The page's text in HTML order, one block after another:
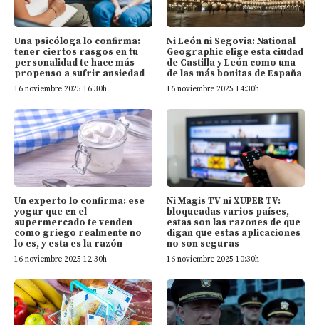
Una psicóloga lo confirma:
tener ciertos rasgos en tu
personalidad te hace más
propenso a sufrir ansiedad
16 noviembre 2025 16:30h
Ni León ni Segovia: National
Geographic elige esta ciudad
de Castilla y León como una
de las más bonitas de España
16 noviembre 2025 14:30h
Un experto lo confirma: ese
yogur que en el
supermercado te venden
como griego realmente no
lo es, y esta es la razón
16 noviembre 2025 12:30h
Ni Magis TV ni XUPER TV:
bloqueadas varios países,
estas son las razones de que
digan que estas aplicaciones
no son seguras
16 noviembre 2025 10:30h